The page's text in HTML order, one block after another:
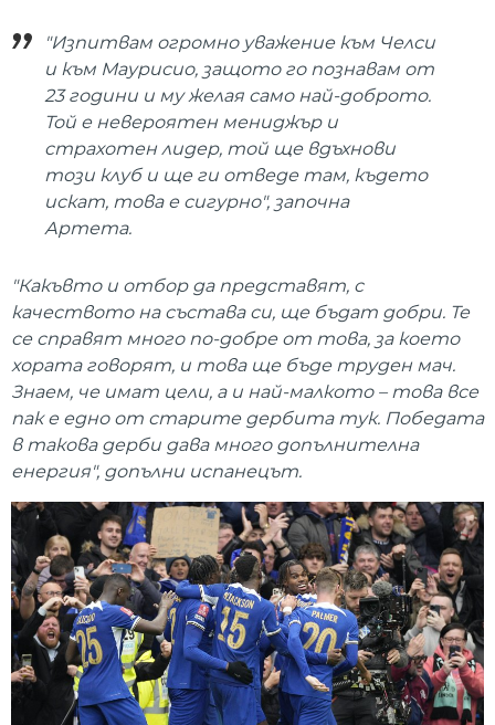
"Изпитвам огромно уважение към Челси
и към Маурисио, защото го познавам от
23 години и му желая само най-доброто.
Той е невероятен мениджър и
страхотен лидер, той ще вдъхнови
този клуб и ще ги отведе там, където
искат, това е сигурно", започна
Артета.
"Какъвто и отбор да представят, с
качеството на състава си, ще бъдат добри. Те
се справят много по-добре от това, за което
хората говорят, и това ще бъде труден мач.
Знаем, че имат цели, а и най-малкото – това все
пак е едно от старите дербита тук. Победата
в такова дерби дава много допълнителна
енергия", допълни испанецът.